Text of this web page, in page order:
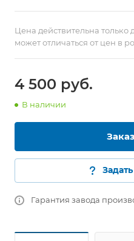
Цена действительна только
может отличаться от цен в
4 500 руб.
В наличии
Гарантия завода